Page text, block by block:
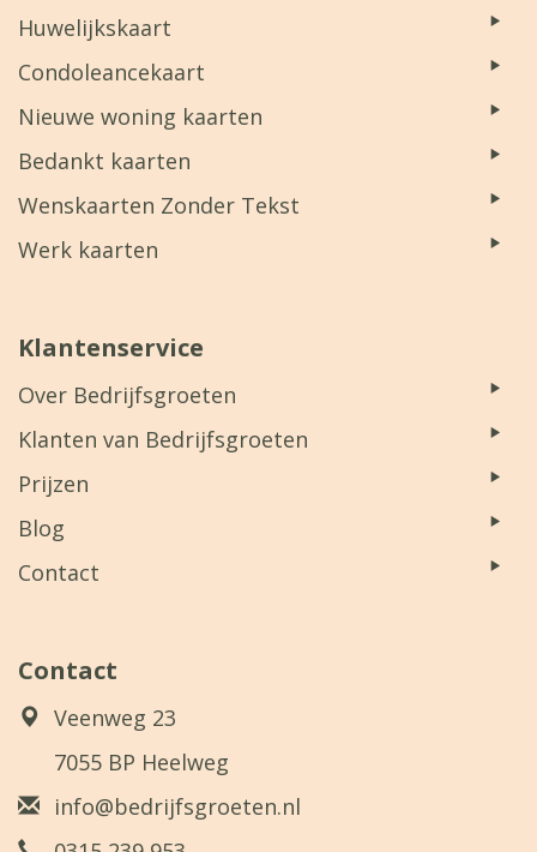
Huwelijkskaart
Condoleancekaart
Nieuwe woning kaarten
Bedankt kaarten
Wenskaarten Zonder Tekst
Werk kaarten
Klantenservice
Over Bedrijfsgroeten
Klanten van Bedrijfsgroeten
Prijzen
Blog
Contact
Contact
Veenweg 23
7055 BP Heelweg
info@bedrijfsgroeten.nl